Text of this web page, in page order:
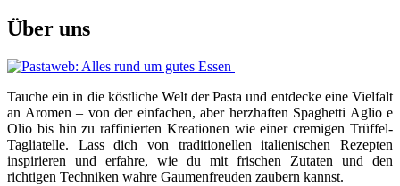
Über uns
Tauche ein in die köstliche Welt der Pasta und entdecke eine Vielfalt
an Aromen – von der einfachen, aber herzhaften Spaghetti Aglio e
Olio bis hin zu raffinierten Kreationen wie einer cremigen Trüffel-
Tagliatelle. Lass dich von traditionellen italienischen Rezepten
inspirieren und erfahre, wie du mit frischen Zutaten und den
richtigen Techniken wahre Gaumenfreuden zaubern kannst.